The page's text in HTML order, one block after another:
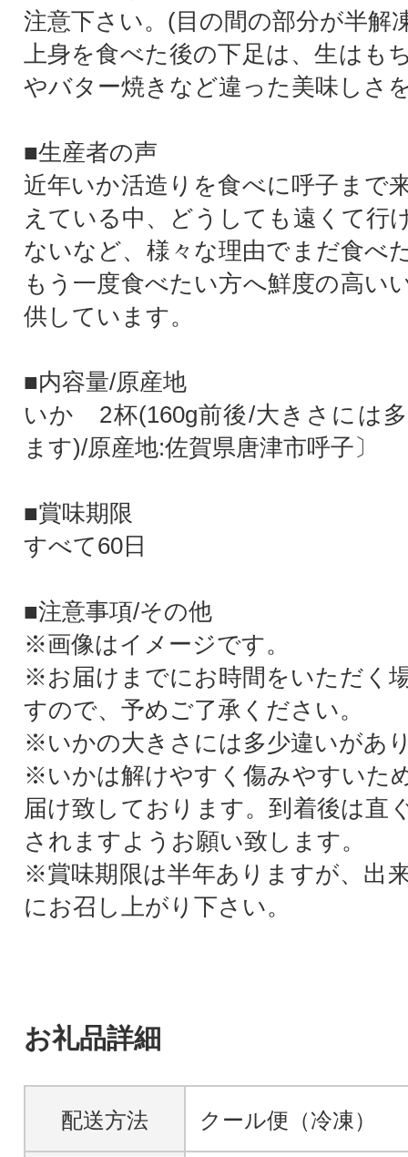
注意下さい。(目の間の部分が半解
上身を食べた後の下足は、生はも
やバター焼きなど違った美味しさ
■生産者の声
近年いか活造りを食べに呼子まで
えている中、どうしても遠くて行
ないなど、様々な理由でまだ食べ
もう一度食べたい方へ鮮度の高い
供しています。
■内容量/原産地
いか 2杯(160g前後/大きさには
ます)/原産地:佐賀県唐津市呼子〕
■賞味期限
すべて60日
■注意事項/その他
※画像はイメージです。
※お届けまでにお時間をいただく
すので、予めご了承ください。
※いかの大きさには多少違いがあ
※いかは解けやすく傷みやすいた
届け致しております。到着後は直
されますようお願い致します。
※賞味期限は半年ありますが、出
にお召し上がり下さい。
お礼品詳細
配送方法 クール便（冷凍）